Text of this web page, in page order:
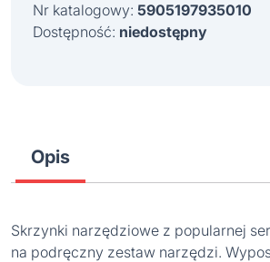
Nr katalogowy: 5905197935010
Dostępność: niedostępny
Opis
Skrzynki narzędziowe z popularnej
na podręczny zestaw narzędzi.